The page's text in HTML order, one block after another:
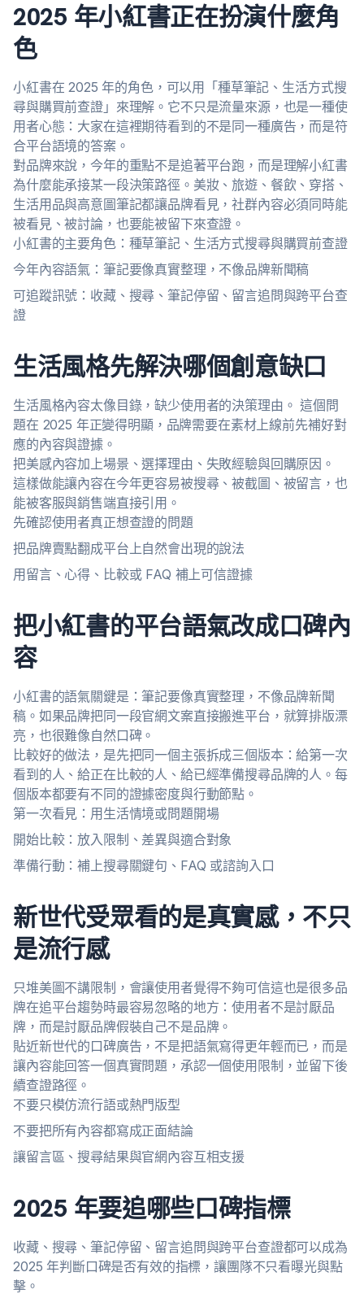
2025 年小紅書正在扮演什麼角
色
小紅書在 2025 年的角色，可以用「種草筆記、生活方式搜
尋與購買前查證」來理解。它不只是流量來源，也是一種使
用者心態：大家在這裡期待看到的不是同一種廣告，而是符
合平台語境的答案。
對品牌來說，今年的重點不是追著平台跑，而是理解小紅書
為什麼能承接某一段決策路徑。美妝、旅遊、餐飲、穿搭、
生活用品與高意圖筆記都讓品牌看見，社群內容必須同時能
被看見、被討論，也要能被留下來查證。
小紅書的主要角色：種草筆記、生活方式搜尋與購買前查證
今年內容語氣：筆記要像真實整理，不像品牌新聞稿
可追蹤訊號：收藏、搜尋、筆記停留、留言追問與跨平台查
證
生活風格先解決哪個創意缺口
生活風格內容太像目錄，缺少使用者的決策理由。 這個問
題在 2025 年正變得明顯，品牌需要在素材上線前先補好對
應的內容與證據。
把美感內容加上場景、選擇理由、失敗經驗與回購原因。
這樣做能讓內容在今年更容易被搜尋、被截圖、被留言，也
能被客服與銷售端直接引用。
先確認使用者真正想查證的問題
把品牌賣點翻成平台上自然會出現的說法
用留言、心得、比較或 FAQ 補上可信證據
把小紅書的平台語氣改成口碑內
容
小紅書的語氣關鍵是：筆記要像真實整理，不像品牌新聞
稿。如果品牌把同一段官網文案直接搬進平台，就算排版漂
亮，也很難像自然口碑。
比較好的做法，是先把同一個主張拆成三個版本：給第一次
看到的人、給正在比較的人、給已經準備搜尋品牌的人。每
個版本都要有不同的證據密度與行動節點。
第一次看見：用生活情境或問題開場
開始比較：放入限制、差異與適合對象
準備行動：補上搜尋關鍵句、FAQ 或諮詢入口
新世代受眾看的是真實感，不只
是流行感
只堆美圖不講限制，會讓使用者覺得不夠可信這也是很多品
牌在追平台趨勢時最容易忽略的地方：使用者不是討厭品
牌，而是討厭品牌假裝自己不是品牌。
貼近新世代的口碑廣告，不是把語氣寫得更年輕而已，而是
讓內容能回答一個真實問題，承認一個使用限制，並留下後
續查證路徑。
不要只模仿流行語或熱門版型
不要把所有內容都寫成正面結論
讓留言區、搜尋結果與官網內容互相支援
2025 年要追哪些口碑指標
收藏、搜尋、筆記停留、留言追問與跨平台查證都可以成為
2025 年判斷口碑是否有效的指標，讓團隊不只看曝光與點
擊。